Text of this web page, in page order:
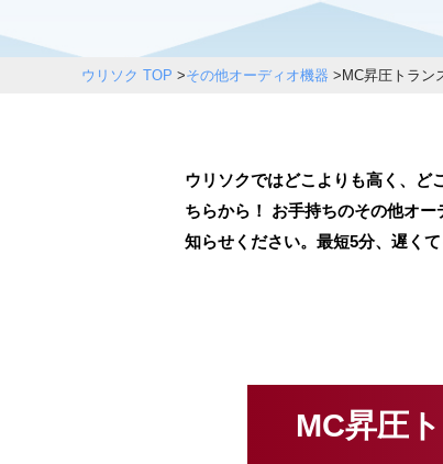
ウリソク TOP >その他オーディオ機器 > MC昇圧トラン
ウリソクではどこよりも高く、ど
ちらから！ お手持ちのその他オ
知らせください。最短5分、遅く
MC昇圧